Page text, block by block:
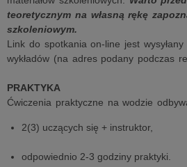
teoretycznym na własną rękę
szkoleniowym.
Link do spotkania on-line jest
wykładów (na adres podany podczas
PRAKTYKA
Ćwiczenia praktyczne na wodzie
2(3) uczących się + instruktor,
odpowiednio 2-3 godziny praktyki.